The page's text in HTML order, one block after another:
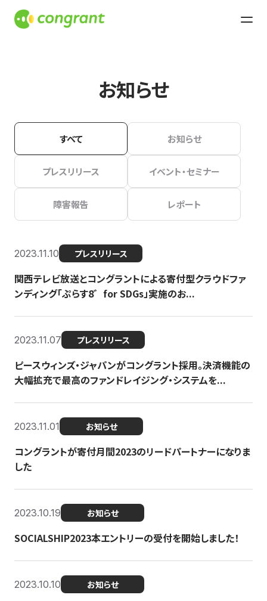
お知らせ
すべて お知らせ
プレスリリース イベント・セミナー
障害報告 レポート
2023.11.10 プレスリリース
関西テレビ放送とコングラントによる寄付型クラウドファ
ンディング「ぷらす8゛for SDGs」実施のお...
2023.11.07 プレスリリース
ピースウィンズ・ジャパンがコングラント採用。決済機能の
大幅拡充で最高のファンドレイジング・システムを...
2023.11.01 お知らせ
コングラントが寄付月間2023のリードパートナーになりま
した
2023.10.19 お知らせ
SOCIALSHIP2023本エントリーの受付を開始しました！
2023.10.10 お知らせ